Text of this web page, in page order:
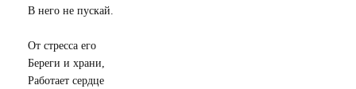
В него не пускай.
От стресса его
Береги и храни,
Работает сердце